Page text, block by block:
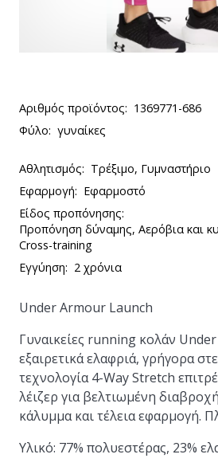
Αριθμός προϊόντος: 1369771-686
Φύλο: γυναίκες
Αθλητισμός: Τρέξιμο, Γυμναστήριο
Εφαρμογή: Εφαρμοστό
Είδος προπόνησης:
Προπόνηση δύναμης, Αερόβια και
Cross-training
Εγγύηση: 2 χρόνια
Under Armour Launch
Γυναικείες running κολάν
εξαιρετικά ελαφριά, γρήγορα
τεχνολογία 4-Way Stretch
λέιζερ για βελτιωμένη
κάλυμμα και τέλεια εφαρμογή.
Υλικό: 77% πολυεστέρας, 23%